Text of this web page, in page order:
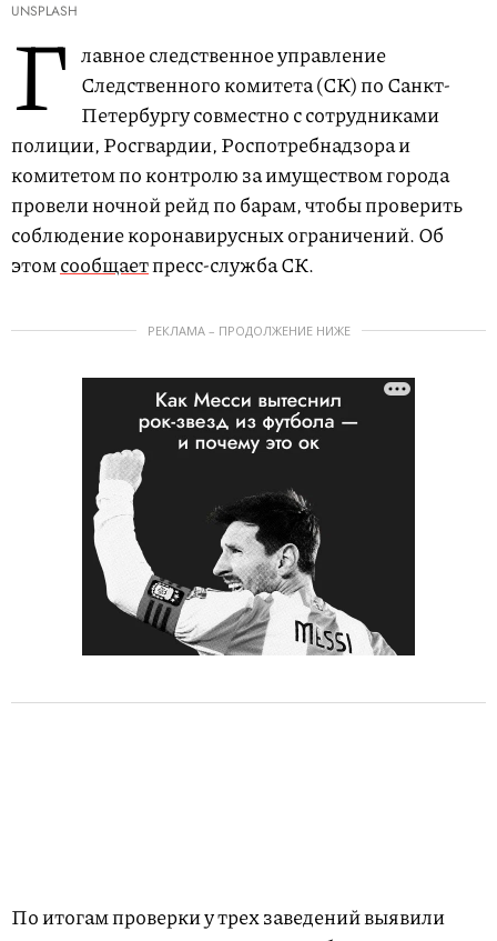
UNSPLASH
Г лавное следственное управление
Следственного комитета (СК) по Санкт-
Петербургу совместно с сотрудниками
полиции, Росгвардии, Роспотребнадзора и
комитетом по контролю за имуществом города
провели ночной рейд по барам, чтобы проверить
соблюдение коронавирусных ограничений. Об
этомсообщаетпресс-служба СК.
РЕКЛАМА – ПРОДОЛЖЕНИЕ НИЖЕ
По итогам проверки у трех заведений выявили